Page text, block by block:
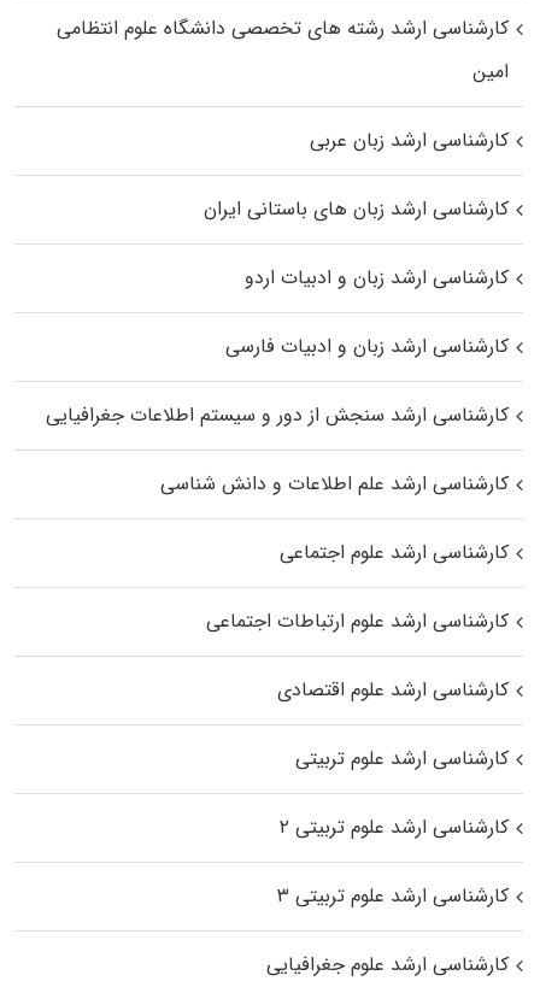
کارشناسی ارشد رﺷﺘﻪ ﻫﺎی تخصصی داﻧﺸﮕﺎه ﻋﻠﻮم انتظامی
اﻣﻴﻦ
کارشناسی ارشد زبان عربی
کارشناسی ارشد زبان‌ های باستانی ایران
کارشناسی ارشد زبان و ادبیات اردو
کارشناسی ارشد زبان و ادبیات فارسی
کارشناسی ارشد سنجش از دور و سیستم اطلاعات جغرافیایی
کارشناسی ارشد علم اطلاعات و دانش شناسی
کارشناسی ارشد علوم اجتماعی
کارشناسی ارشد علوم ارتباطات اجتماعی
کارشناسی ارشد علوم اقتصادی
کارشناسی ارشد علوم تربیتی
کارشناسی ارشد علوم تربیتی ۲
کارشناسی ارشد علوم تربیتی ۳
کارشناسی ارشد علوم جغرافیایی